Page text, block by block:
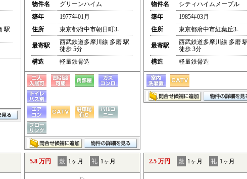
駅
物件名
グリーンハイム
築年
1977年01月
住所
東京都府中市朝日町3-
最寄駅
西武鉄道多摩川線 多磨 駅
徒歩 5分
構造
軽量鉄骨造
物件名
シティハイムメープル
築年
1985年03月
住所
東京都府中市紅葉丘3-
最寄駅
西武鉄道多摩川線 多磨
徒歩 3分
構造
軽量鉄骨造
5.8 万円 敷 1ヶ月 礼 1ヶ月 2.5 万円 敷 1ヶ月 礼 1ヶ月